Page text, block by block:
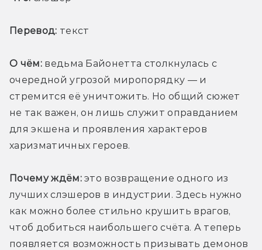
Перевод: текст
О чём: ведьма Байонетта столкнулась с
очередной угрозой миропорядку — и
стремится её уничтожить. Но общий сюжет
не так важен, он лишь служит оправданием
для экшена и проявления характеров
харизматичных героев.
Почему ждём: это возвращение одного из
лучших слэшеров в индустрии. Здесь нужно
как можно более стильно крушить врагов,
чтоб добиться наибольшего счёта. А теперь
появляется возможность призывать демонов